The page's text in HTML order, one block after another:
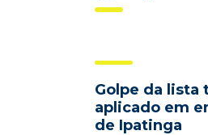
Golpe da lista
aplicado em
de Ipatinga